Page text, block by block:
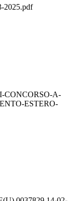
2025.pdf
CONCORSO-A-
ESTERO-